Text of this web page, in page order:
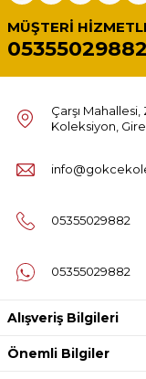
MÜŞTERI
05355029882
Çarşı
Koleksiyon,
05355029882
05355029882
Alışveriş Bilgileri
Önemli Bilgiler